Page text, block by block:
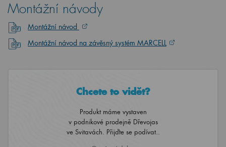
Montážní návody
Montážní návod
Montážní návod na závěsný systém MARCELL
Chcete to vidět?
Produkt máme vystaven
v podnikové prodejně Dřevojas
ve Svitavách. Přijďte se podívat..